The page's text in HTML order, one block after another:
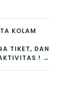
KOLAM
TIKET, DAN
! →